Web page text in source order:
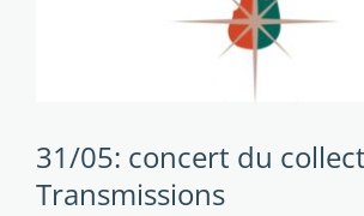
31/05: concert du
Transmissions